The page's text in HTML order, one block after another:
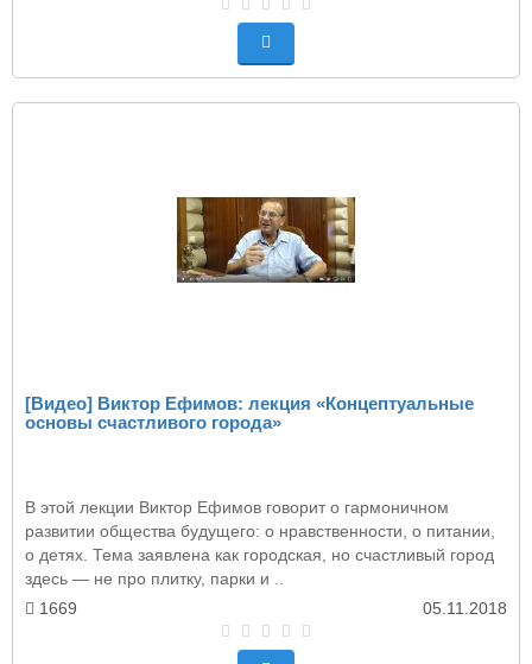
[Видео] Виктор Ефимов: лекция «Концептуальные
основы счастливого города»
В этой лекции Виктор Ефимов говорит о гармоничном
развитии общества будущего: о нравственности, о питании,
о детях. Тема заявлена как городская, но счастливый город
здесь — не про плитку, парки и ..
1669
05.11.2018